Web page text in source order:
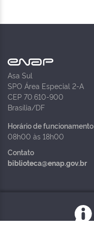
Asa Sul
SPO Área Especial 2-A
CEP 70.610-900
Brasília/DF
Horário de funcionamento
08h00 às 18h00
Contato
biblioteca@enap.gov.br